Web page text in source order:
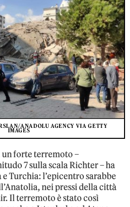
ANADOLU AGENCY VIA GETTY
IMAGES
un forte terremoto –
7 sulla scala Richter – ha
Turchia: l’epicentro sarabbe
nei pressi della città
Il terremoto è stato così